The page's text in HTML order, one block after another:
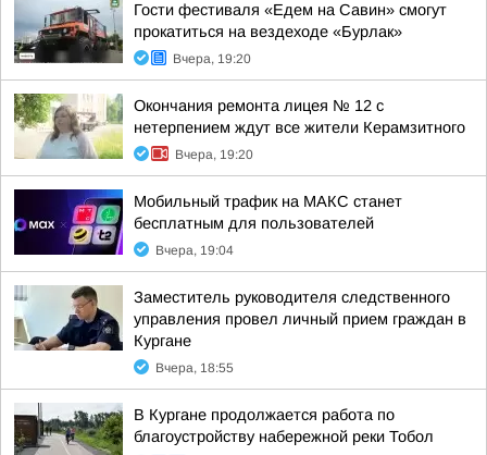
Гости фестиваля «Едем на Савин» смогут
прокатиться на вездеходе «Бурлак»
Вчера, 19:20
Окончания ремонта лицея № 12 с
нетерпением ждут все жители Керамзитного
Вчера, 19:20
Мобильный трафик на МАКС станет
бесплатным для пользователей
Вчера, 19:04
Заместитель руководителя следственного
управления провел личный прием граждан в
Кургане
Вчера, 18:55
В Кургане продолжается работа по
благоустройству набережной реки Тобол